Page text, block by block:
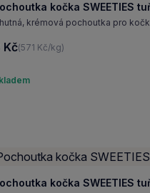
kočka SWEETIES
krémová pochoutka pro
Kč(571 Kč/kg)
kočka SWEETIES